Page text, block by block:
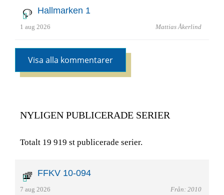
Hallmarken 1
1 aug 2026 Mattias Åkerlind
Visa alla kommentarer
NYLIGEN PUBLICERADE SERIER
Totalt 19 919 st publicerade serier.
FFKV 10-094
7 aug 2026 Från: 2010